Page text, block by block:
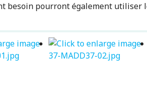
besoin pourront également utiliser